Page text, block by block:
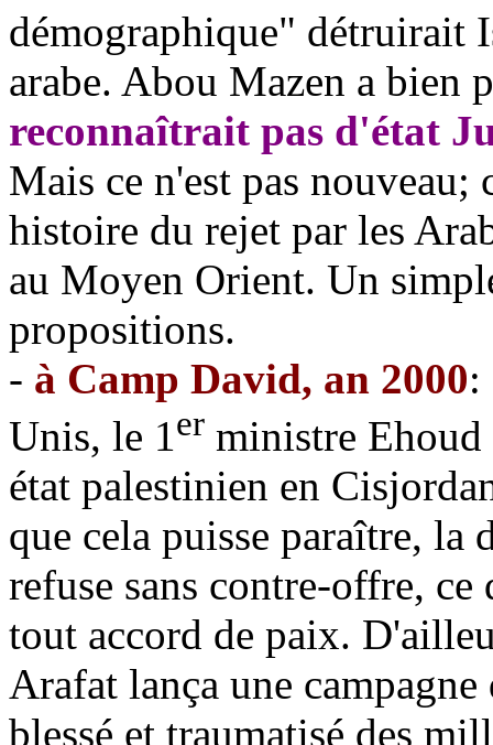
démographique" détruirait
arabe. Abou Mazen a bien
reconnaîtrait pas d'état
Mais ce n'est pas
histoire du rejet par les
au Moyen Orient. Un
propositions.
- à Camp David, an 2000:
Unis, le 1er ministre Ehoud
état palestinien en
que cela puisse paraître, la
refuse sans contre-offre,
tout accord de paix.
Arafat lança une
blessé et traumatisé des